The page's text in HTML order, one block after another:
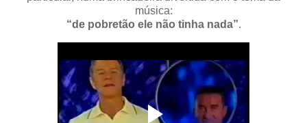
música:
“de pobretão ele não tinha nada”.